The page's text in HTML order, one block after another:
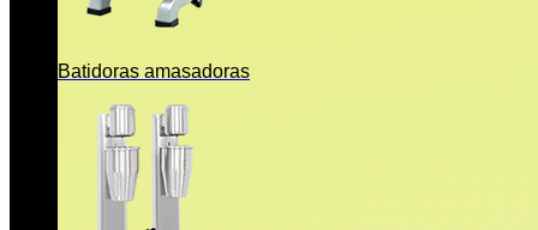
Batidoras amasadoras